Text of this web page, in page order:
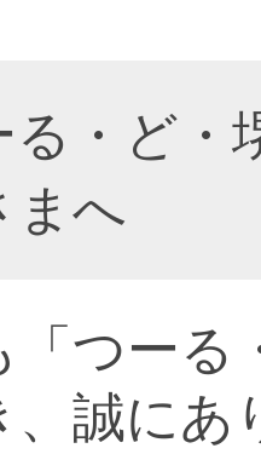
る・ど
まへ
「つーる
、誠にあ